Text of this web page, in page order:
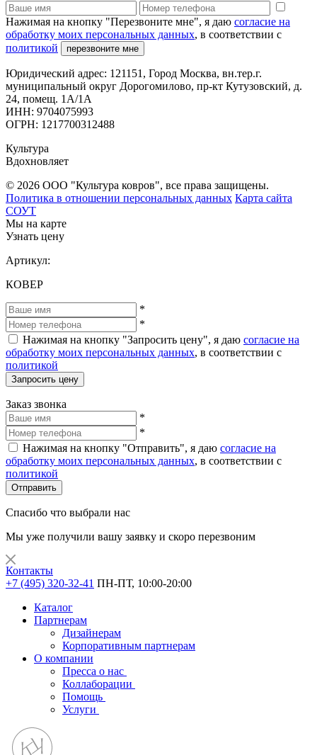
Нажимая на кнопку "Перезвоните мне", я даю согласие на
обработку моих персональных данных, в соответствии с
политикой
перезвоните мне
Юридический адрес: 121151, Город Москва, вн.тер.г.
муниципальный округ Дорогомилово, пр-кт Кутузовский, д.
24, помещ. 1А/1А
ИНН: 9704075993
ОГРН: 1217700312488
Культура
Вдохновляет
© 2026 ООО "Культура ковров", все права защищены.
Политика в отношении персональных данных Карта сайта
СОУТ
Мы на карте
Узнать цену
Артикул:
КОВЕР
*
*
Нажимая на кнопку "Запросить цену", я даю согласие на
обработку моих персональных данных, в соответствии с
политикой
Запросить цену
Заказ звонка
*
*
Нажимая на кнопку "Отправить", я даю согласие на
обработку моих персональных данных, в соответствии с
политикой
Отправить
Спасибо что выбрали нас
Мы уже получили вашу заявку и скоро перезвоним
Контакты
+7 (495) 320-32-41 ПН-ПТ, 10:00-20:00
Каталог
Партнерам
Дизайнерам
Корпоративным партнерам
О компании
Пресса о нас
Коллаборации
Помощь
Услуги